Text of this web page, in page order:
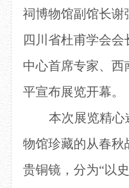
祠博物馆副馆长谢
四川省杜甫学会
中心首席专家、西
平宣布展览开幕。
本次展览精心
物馆珍藏的从春秋
贵铜镜，分为“以